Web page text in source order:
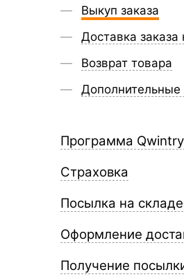
Выкуп заказа
Доставка заказа
Возврат товара
Дополнительные
Программа
Страховка
Посылка на складе
Оформление
Получение